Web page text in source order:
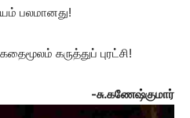
பலமானது!
கருத்துப் புரட்சி!
-சு.கணேஷ்குமார்